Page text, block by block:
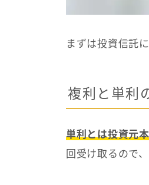
まずは投資信託
複利と単利
単利とは投資元
回受け取るので